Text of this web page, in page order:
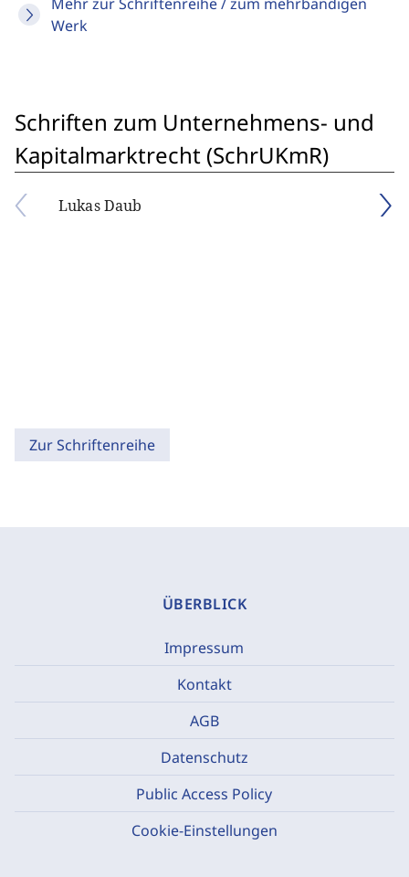
Werk
Schriften zum Unternehmens- und
Kapitalmarktrecht (SchrUKmR)
Lukas Daub
Zur Schriftenreihe
ÜBERBLICK
Impressum
Kontakt
AGB
Datenschutz
Public Access Policy
Cookie-Einstellungen